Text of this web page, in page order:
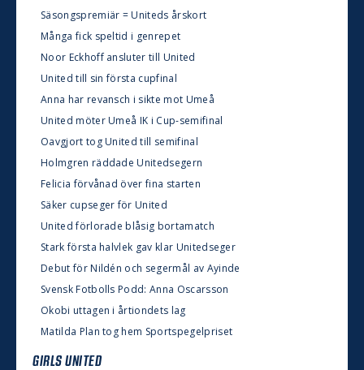
Säsongspremiär = Uniteds årskort
Många fick speltid i genrepet
Noor Eckhoff ansluter till United
United till sin första cupfinal
Anna har revansch i sikte mot Umeå
United möter Umeå IK i Cup-semifinal
Oavgjort tog United till semifinal
Holmgren räddade Unitedsegern
Felicia förvånad över fina starten
Säker cupseger för United
United förlorade blåsig bortamatch
Stark första halvlek gav klar Unitedseger
Debut för Nildén och segermål av Ayinde
Svensk Fotbolls Podd: Anna Oscarsson
Okobi uttagen i årtiondets lag
Matilda Plan tog hem Sportspegelpriset
GIRLS UNITED